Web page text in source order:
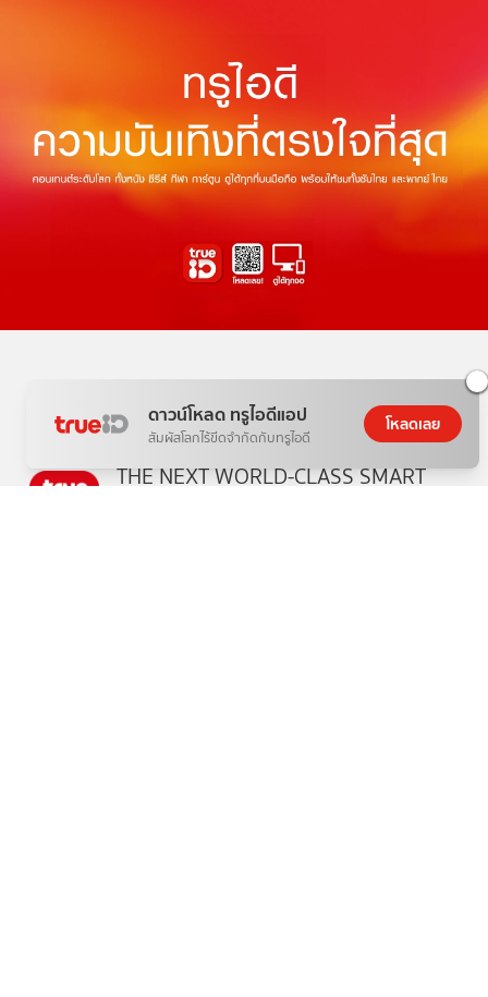
ดาวน์โหลด ทรูไอดีแอป
สัมผัสโลกไร้ขีดจำกัดกับทรูไอดี
โหลดเลย
THE NEXT WORLD-CLASS SMART